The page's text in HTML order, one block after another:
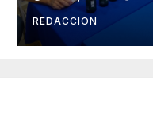
la Cerveza
de
REDACCION